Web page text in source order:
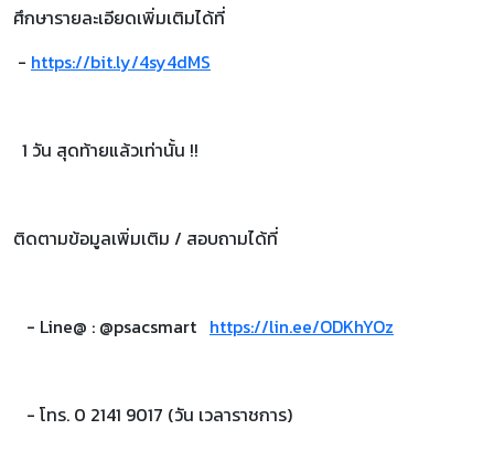
ศึกษารายละเอียดเพิ่มเติมได้ที่
- https://bit.ly/4sy4dMS
1 วัน สุดท้ายแล้วเท่านั้น !!
ติดตามข้อมูลเพิ่มเติม / สอบถามได้ที่
- Line@ : @psacsmart https://lin.ee/ODKhYOz
- โทร. 0 2141 9017 (วัน เวลาราชการ)